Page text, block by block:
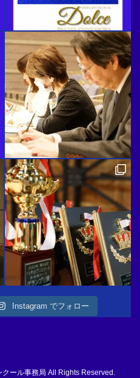
Instagram でフォロー
ール事務局 All Rights Reserved.